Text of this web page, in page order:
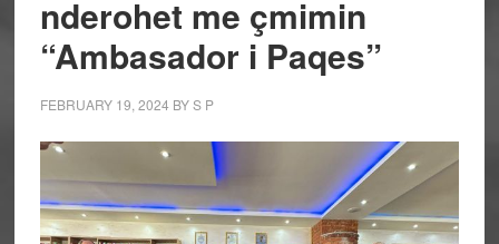
nderohet me çmimin
“Ambasador i Paqes”
FEBRUARY 19, 2024 BYS P